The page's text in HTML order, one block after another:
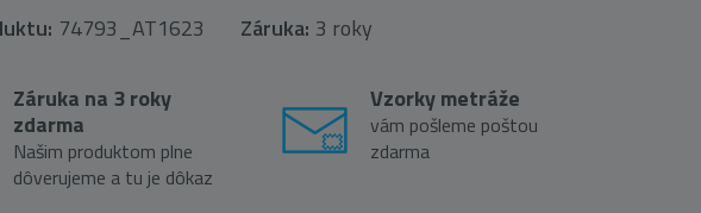
74793_AT1623 Záruka: 3 roky
Záruka na 3 roky
zdarma
Našim produktom plne
dôverujeme a tu je dôkaz
Vzorky metráže
vám pošleme poštou
zdarma